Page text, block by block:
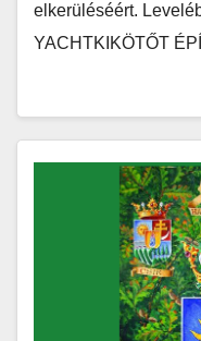
elkerüléséért.
YACHTKIKÖTŐT